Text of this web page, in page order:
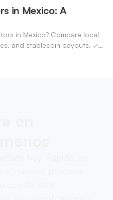
in Mexico: A
in Mexico? Compare local
and stablecoin payouts. ✓